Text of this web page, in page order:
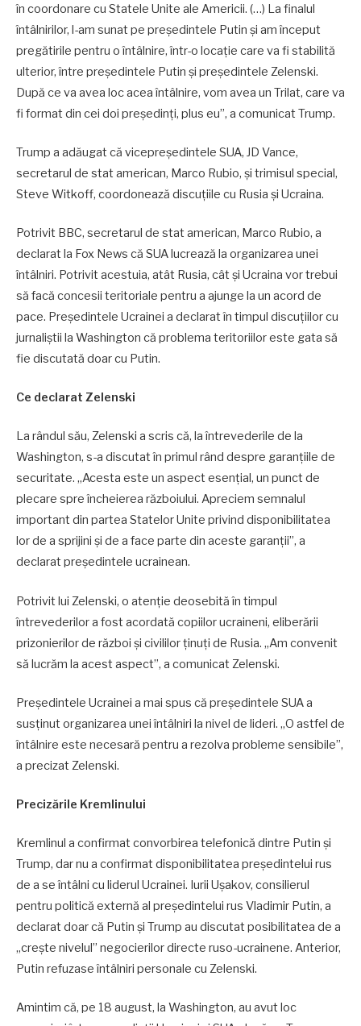
în coordonare cu Statele Unite ale Americii. (…) La finalul
întâlnirilor, l-am sunat pe președintele Putin și am început
pregătirile pentru o întâlnire, într-o locație care va fi stabilită
ulterior, între președintele Putin și președintele Zelenski.
După ce va avea loc acea întâlnire, vom avea un Trilat, care va
fi format din cei doi președinți, plus eu”, a comunicat Trump.
Trump a adăugat că vicepreședintele SUA, JD Vance,
secretarul de stat american, Marco Rubio, și trimisul special,
Steve Witkoff, coordonează discuțiile cu Rusia și Ucraina.
Potrivit BBC, secretarul de stat american, Marco Rubio, a
declarat la Fox News că SUA lucrează la organizarea unei
întâlniri. Potrivit acestuia, atât Rusia, cât și Ucraina vor trebui
să facă concesii teritoriale pentru a ajunge la un acord de
pace. Președintele Ucrainei a declarat în timpul discuțiilor cu
jurnaliștii la Washington că problema teritoriilor este gata să
fie discutată doar cu Putin.
Ce declarat Zelenski
La rândul său, Zelenski a scris că, la întrevederile de la
Washington, s-a discutat în primul rând despre garanțiile de
securitate. „Acesta este un aspect esențial, un punct de
plecare spre încheierea războiului. Apreciem semnalul
important din partea Statelor Unite privind disponibilitatea
lor de a sprijini și de a face parte din aceste garanții”, a
declarat președintele ucrainean.
Potrivit lui Zelenski, o atenție deosebită în timpul
întrevederilor a fost acordată copiilor ucraineni, eliberării
prizonierilor de război și civililor ținuți de Rusia. „Am convenit
să lucrăm la acest aspect”, a comunicat Zelenski.
Președintele Ucrainei a mai spus că președintele SUA a
susținut organizarea unei întâlniri la nivel de lideri. „O astfel de
întâlnire este necesară pentru a rezolva probleme sensibile”,
a precizat Zelenski.
Precizările Kremlinului
Kremlinul a confirmat convorbirea telefonică dintre Putin și
Trump, dar nu a confirmat disponibilitatea președintelui rus
de a se întâlni cu liderul Ucrainei. Iurii Ușakov, consilierul
pentru politică externă al președintelui rus Vladimir Putin, a
declarat doar că Putin și Trump au discutat posibilitatea de a
„crește nivelul” negocierilor directe ruso-ucrainene. Anterior,
Putin refuzase întâlniri personale cu Zelenski.
Amintim că, pe 18 august, la Washington, au avut loc